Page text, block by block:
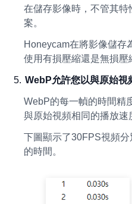
在儲存影像時，不管其
案。
Honeycam在將影像儲存
使用有損壓縮還是無損壓
WebP允許您以與原始視
WebP的每一幀的時間精
與原始視頻相同的播放速
下圖顯示了30FPS視頻
的時間。